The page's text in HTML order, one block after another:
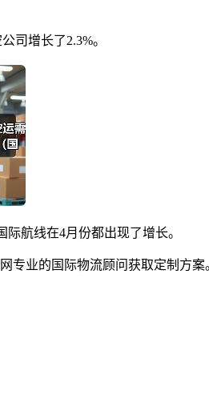
司增长了2.3%。
航线在4月份都出现了增长。
业的国际物流顾问获取定制方案